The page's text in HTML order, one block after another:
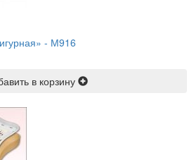
- М916
в корзину